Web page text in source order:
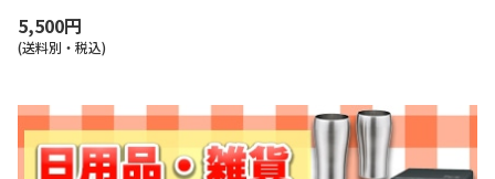
5,500円
(送料別・税込)